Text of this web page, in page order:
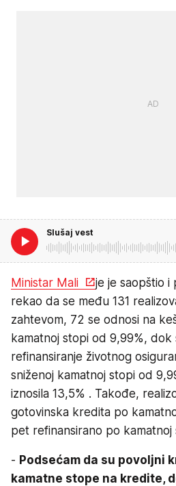
Slušaj vest
Ministar Mali
je je saopštio i
rekao da se među 131
zahtevom, 72 se odnosi na
kamatnoj stopi od 9,99%, dok
refinansiranje životnog
sniženoj kamatnoj stopi od
iznosila 13,5% . Takođe,
gotovinska kredita po
pet refinansirano po kamatnoj
- Podsećam da su povoljni
kamatne stope na kredite,